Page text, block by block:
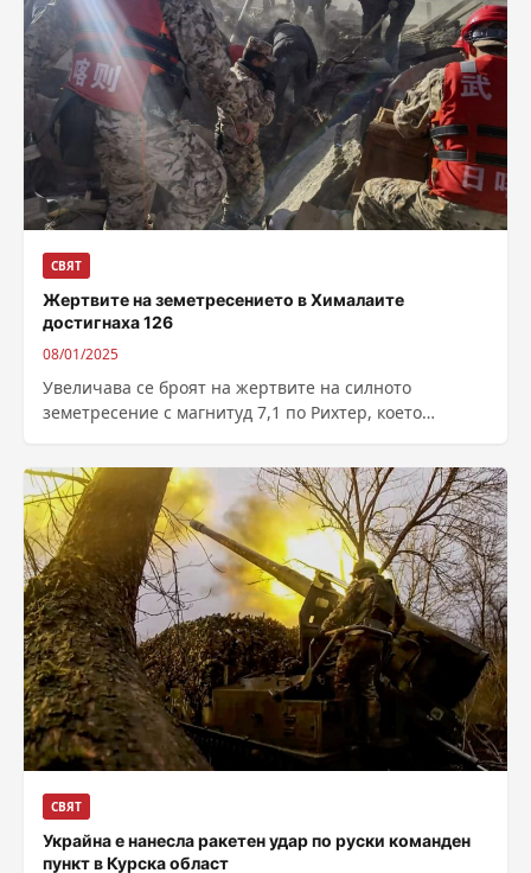
СВЯТ
Жертвите на земетресението в Хималаите
достигнаха 126
08/01/2025
Увеличава се броят на жертвите на силното
земетресение с магнитуд 7,1 по Рихтер, което
СВЯТ
Украйна е нанесла ракетен удар по руски команден
пункт в Курска област